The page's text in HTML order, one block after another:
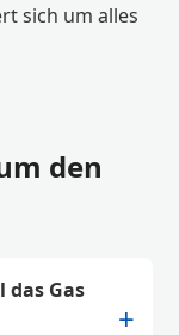
sich um alles
den
das Gas